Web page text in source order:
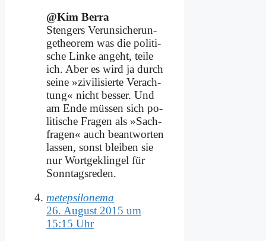
@Kim Ber­ra
Sten­gers Ver­un­si­che­r­un­
ge­theo­rem was die po­li­ti­
sche Lin­ke an­geht, tei­le
ich. Aber es wird ja durch
sei­ne »zi­vi­li­sier­te Ver­ach­
tung« nicht bes­ser. Und
am En­de müs­sen sich po­
li­ti­sche Fra­gen als »Sach­
fra­gen« auch be­ant­wor­ten
las­sen, sonst blei­ben sie
nur Wort­ge­klin­gel für
Sonn­tags­re­den.
metepsilonema
26. August 2015 um
15:15 Uhr